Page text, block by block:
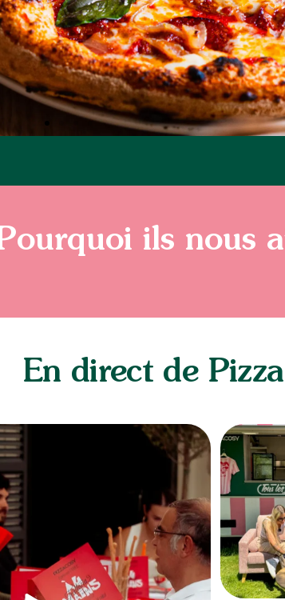
ils nous
En direct de
on aimerait bien
Du